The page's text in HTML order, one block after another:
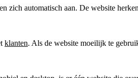
zich automatisch aan. De website
klanten. Als de website moeilijk te